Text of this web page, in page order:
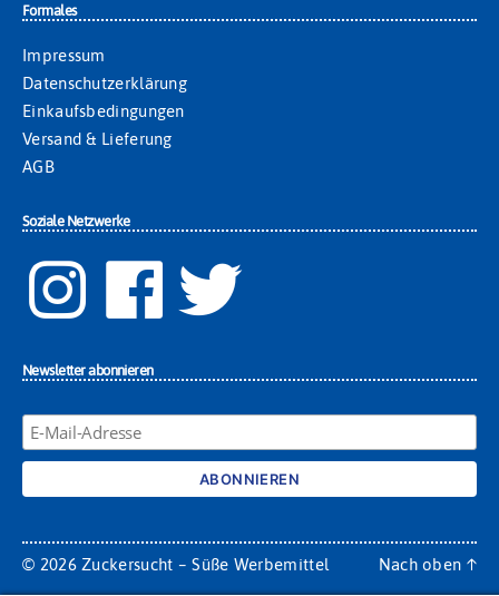
Formales
Impressum
Datenschutzerklärung
Einkaufsbedingungen
Versand & Lieferung
AGB
Soziale Netzwerke
Newsletter abonnieren
© 2026 Zuckersucht – Süße Werbemittel Nach oben ↑